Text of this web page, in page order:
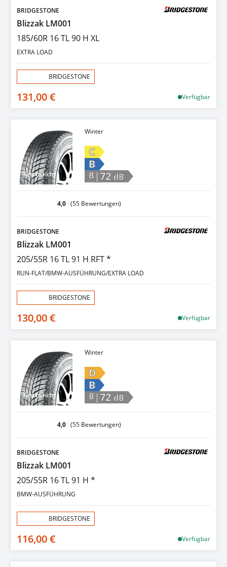
BRIDGESTONE
Blizzak LM001
185/60R 16 TL 90 H XL
EXTRA LOAD
BRIDGESTONE
131,00 € Verfügbar
Testbericht
Winter
C
B
B |72 dB
4,0 (55 Bewertungen)
BRIDGESTONE
Blizzak LM001
205/55R 16 TL 91 H RFT *
RUN-FLAT/BMW-AUSFÜHRUNG/EXTRA LOAD
BRIDGESTONE
130,00 € Verfügbar
Testbericht
Winter
D
B
B |72 dB
4,0 (55 Bewertungen)
BRIDGESTONE
Blizzak LM001
205/55R 16 TL 91 H *
BMW-AUSFÜHRUNG
BRIDGESTONE
116,00 € Verfügbar